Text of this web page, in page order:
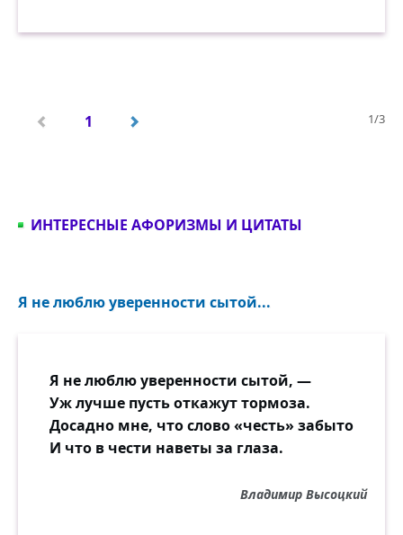
1/3
1
ИНТЕРЕСНЫЕ АФОРИЗМЫ И ЦИТАТЫ
Я не люблю уверенности сытой...
Я не люблю уверенности сытой, —
Уж лучше пусть откажут тормоза.
Досадно мне, что слово «честь» забыто
И что в чести наветы за глаза.
Владимир Высоцкий